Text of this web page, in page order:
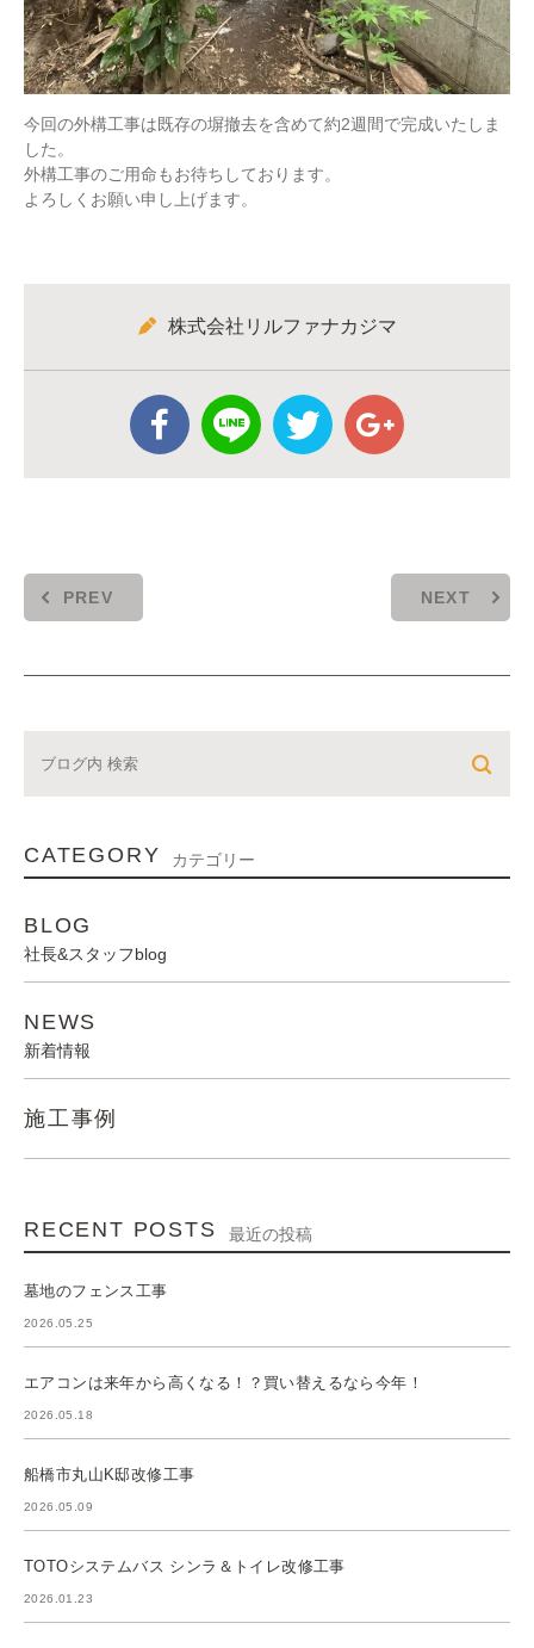
今回の外構工事は既存の塀撤去を含めて約2週間で完成いたしま
した。
外構工事のご用命もお待ちしております。
よろしくお願い申し上げます。
株式会社リルファナカジマ
PREV NEXT
CATEGORY カテゴリー
BLOG
社長&スタッフblog
NEWS
新着情報
施工事例
RECENT POSTS 最近の投稿
墓地のフェンス工事
2026.05.25
エアコンは来年から高くなる！？買い替えるなら今年！
2026.05.18
船橋市丸山K邸改修工事
2026.05.09
TOTOシステムバス シンラ＆トイレ改修工事
2026.01.23